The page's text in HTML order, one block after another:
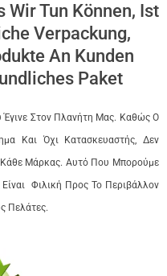
Wir Tun Können, Ist
Verpackung,
An Kunden
Paket
Έγινε Στον Πλανήτη Μας. Καθώς Ο
Και Όχι Κατασκευαστής, Δεν
Μάρκας. Αυτό Που Μπορούμε
Φιλική Προς Το Περιβάλλον
Πελάτες.